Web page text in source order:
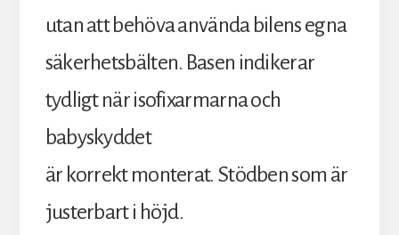
utan att behöva använda bilens egna
säkerhetsbälten. Basen indikerar
tydligt när isofixarmarna och
babyskyddet
är korrekt monterat. Stödben som är
justerbart i höjd.